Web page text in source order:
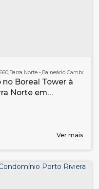
Boreal Tower à
Norte em
660,Barra Norte ,Balneário Camboriú
Ver mais